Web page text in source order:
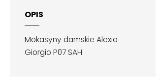
OPIS
Mokasyny damskie Alexio
Giorgio P07 SAH